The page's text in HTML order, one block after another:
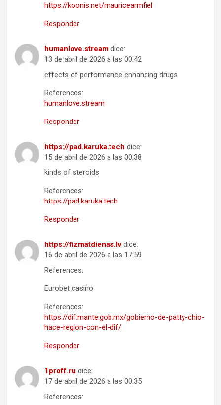
https://koonis.net/mauricearmfiel
Responder
humanlove.stream dice:
13 de abril de 2026 a las 00:42
effects of performance enhancing drugs
References:
humanlove.stream
Responder
https://pad.karuka.tech dice:
15 de abril de 2026 a las 00:38
kinds of steroids
References:
https://pad.karuka.tech
Responder
https://fizmatdienas.lv dice:
16 de abril de 2026 a las 17:59
References:
Eurobet casino
References:
https://dif.mante.gob.mx/gobierno-de-patty-chio-
hace-region-con-el-dif/
Responder
1proff.ru dice:
17 de abril de 2026 a las 00:35
References: